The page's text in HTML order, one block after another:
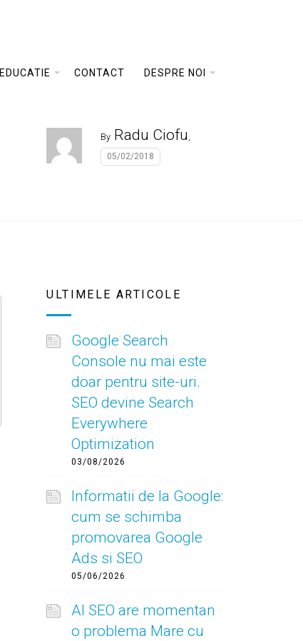
EDUCATIE CONTACT DESPRE NOI
By Radu Ciofu
05/02/2018
ULTIMELE ARTICOLE
Google Search
Console nu mai este
doar pentru site-uri.
SEO devine Search
Everywhere
Optimization
03/08/2026
Informatii de la Google:
cum se schimba
promovarea Google
Ads si SEO
05/06/2026
AI SEO are momentan
o problema Mare cu